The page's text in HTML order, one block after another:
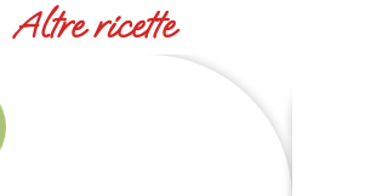
Altre ricette